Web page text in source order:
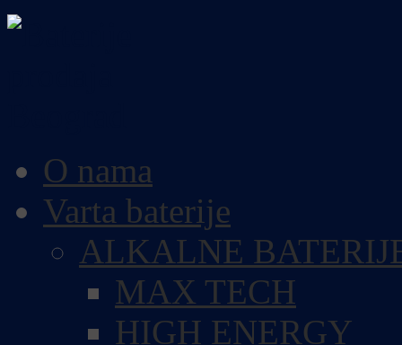
O nama
Varta baterije
ALKALNE
MAX TECH
HIGH ENERGY